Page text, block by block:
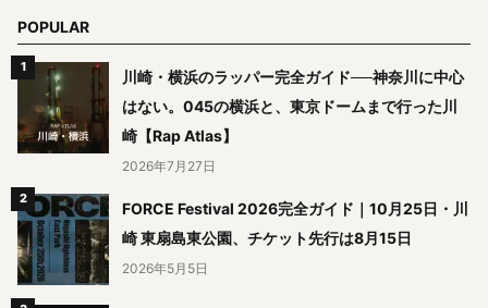
POPULAR
川崎・横浜のラッパー完全ガイド──神奈川に中心
はない。045の横浜と、東京ドームまで行った川
崎【Rap Atlas】
2026年7月27日
FORCE Festival 2026完全ガイド｜10月25日・川
崎 東扇島東公園、チケット先行は8月15日
2026年5月5日